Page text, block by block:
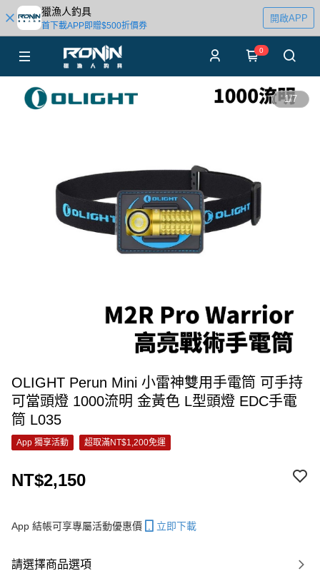
獵漁人釣具
首下載APP即贈$500折價券
開啟APP
0
1/7
OLIGHT Perun Mini 小雷神雙用手電筒 可手持
可當頭燈 1000流明 金黃色 L型頭燈 EDC手電
筒 L035
App 獨享活動 超取滿NT$1,200免運
NT$2,150
App 結帳可享專屬活動優惠價 立即下載
請選擇商品選項